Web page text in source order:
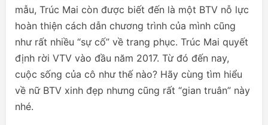
mẫu, Trúc Mai còn được biết đến là một BTV nỗ lực
hoàn thiện cách dẫn chương trình của mình cũng
như rất nhiều “sự cố” về trang phục. Trúc Mai quyết
định rời VTV vào đầu năm 2017. Từ đó đến nay,
cuộc sống của cô như thế nào? Hãy cùng tìm hiểu
về nữ BTV xinh đẹp nhưng cũng rất “gian truân” này
nhé.